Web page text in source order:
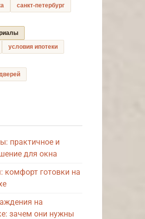
санкт-петербург
условия ипотеки
практичное и
для окна
комфорт готовки на
на
зачем они нужны